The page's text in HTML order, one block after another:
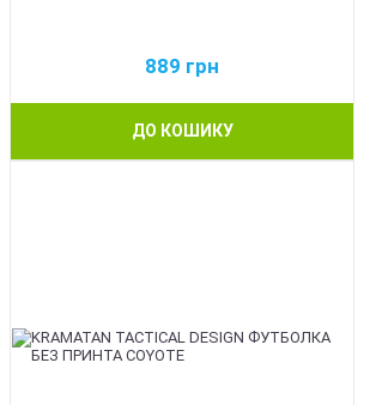
889 грн
ДО КОШИКУ